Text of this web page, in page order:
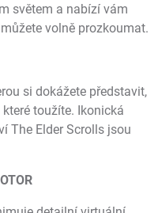
světem a nabízí vám
volně prozkoumat.
si dokážete představit,
toužíte. Ikonická
The Elder Scrolls jsou